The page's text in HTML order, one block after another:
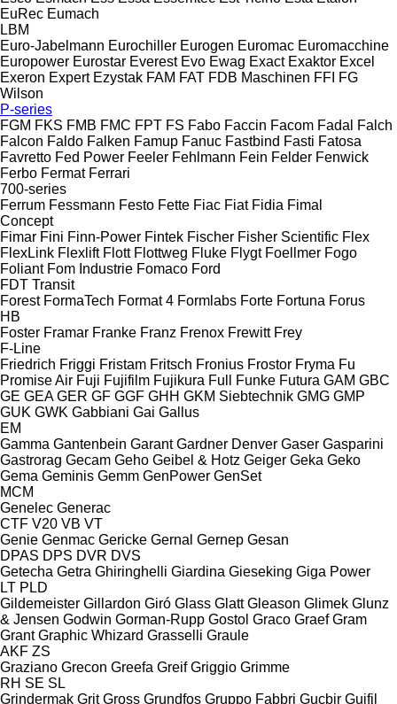
EuRec Eumach
LBM
Euro-Jabelmann Eurochiller Eurogen Euromac Euromacchine
Europower Eurostar Everest Evo Ewag Exact Exaktor Excel
Exeron Expert Ezystak FAM FAT FDB Maschinen FFI FG
Wilson
P-series
FGM FKS FMB FMC FPT FS Fabo Faccin Facom Fadal
Falch
Falcon Faldo Falken Famup Fanuc Fastbind Fasti Fatosa
Favretto Fed Power Feeler Fehlmann Fein Felder Fenwick
Ferbo Fermat Ferrari
700-series
Ferrum Fessmann Festo Fette Fiac Fiat Fidia Fimal
Concept
Fimar Fini Finn-Power Fintek Fischer Fisher Scientific Flex
FlexLink Flexlift Flott Flottweg Fluke Flygt Foellmer Fogo
Foliant Fom Industrie Fomaco Ford
FDT Transit
Forest FormaTech Format 4 Formlabs Forte Fortuna Forus
HB
Foster Framar Franke Franz Frenox Frewitt Frey
F-Line
Friedrich Friggi Fristam Fritsch Fronius Frostor Fryma Fu
Promise Air Fuji Fujifilm Fujikura Full Funke Futura GAM GBC
GE GEA GER GF GGF GHH GKM Siebtechnik GMG GMP
GUK GWK Gabbiani Gai Gallus
EM
Gamma Gantenbein Garant Gardner Denver Gaser Gasparini
Gastrorag Gecam Geho Geibel & Hotz Geiger Geka Geko
Gema Geminis Gemm GenPower GenSet
MCM
Genelec Generac
CTF V20 VB VT
Genie Genmac Gericke Gernal Gernep Gesan
DPAS DPS DVR DVS
Getecha Getra Ghiringhelli Giardina Gieseking Giga Power
LT PLD
Gildemeister Gillardon Giró Glass Glatt Gleason Glimek Glunz
& Jensen Godwin Gorman-Rupp Gostol Graco Graef Gram
Grant Graphic Whizard Grasselli Graule
AKF ZS
Graziano Grecon Greefa Greif Griggio Grimme
RH SE SL
Grindermak Grit Gross Grundfos Gruppo Fabbri Gucbir Guifil